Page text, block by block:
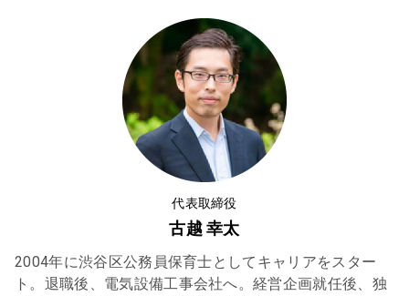
代表取締役
古越 幸太
2004年に渋谷区公務員保育士としてキャリアをスター
ト。退職後、電気設備工事会社へ。経営企画就任後、独